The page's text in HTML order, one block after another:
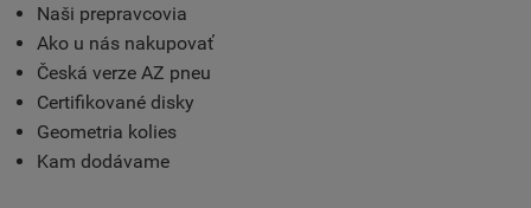
Naši prepravcovia
Ako u nás nakupovať
Česká verze AZ pneu
Certifikované disky
Geometria kolies
Kam dodávame